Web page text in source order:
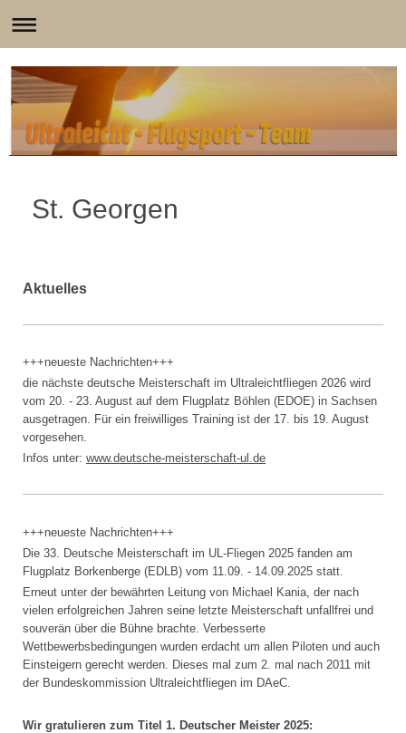
St. Georgen
Aktuelles
+++neueste Nachrichten+++
die nächste deutsche Meisterschaft im Ultraleichtfliegen 2026 wird
vom 20. - 23. August auf dem Flugplatz Böhlen (EDOE) in Sachsen
ausgetragen. Für ein freiwilliges Training ist der 17. bis 19. August
vorgesehen.
Infos unter: www.deutsche-meisterschaft-ul.de
+++neueste Nachrichten+++
Die 33. Deutsche Meisterschaft im UL-Fliegen 2025 fanden am
Flugplatz Borkenberge (EDLB) vom 11.09. - 14.09.2025 statt.
Erneut unter der bewährten Leitung von Michael Kania, der nach
vielen erfolgreichen Jahren seine letzte Meisterschaft unfallfrei und
souverän über die Bühne brachte. Verbesserte
Wettbewerbsbedingungen wurden erdacht um allen Piloten und auch
Einsteigern gerecht werden. Dieses mal zum 2. mal nach 2011 mit
der Bundeskommission Ultraleichtfliegen im DAeC.
Wir gratulieren zum Titel 1. Deutscher Meister 2025: